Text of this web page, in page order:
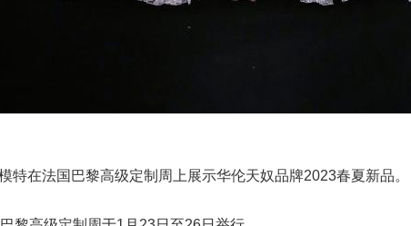
特在法国巴黎高级定制周上展示华伦天奴品牌2023春夏新品。